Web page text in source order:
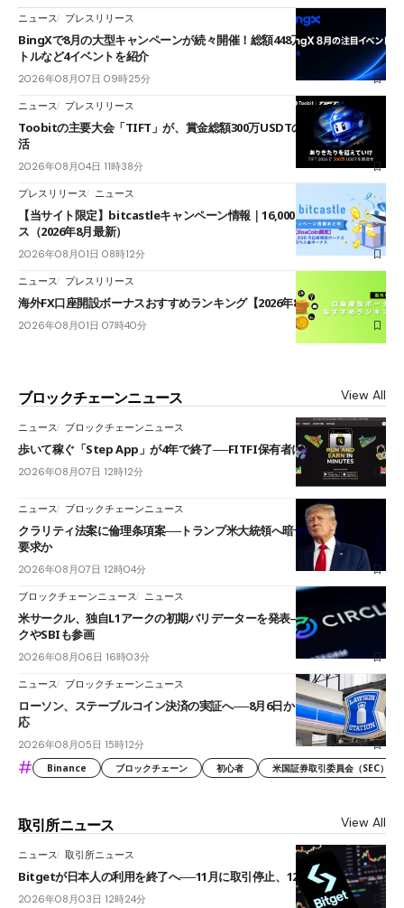
ニュース プレスリリース
BingXで8月の大型キャンペーンが続々開催！総額448万USDT超のAIバ
トルなど4イベントを紹介
2026年08月07日 09時25分
ニュース プレスリリース
Toobitの主要大会「TIFT」が、賞金総額300万USDTのレースとして復
活
2026年08月04日 11時38分
プレスリリース ニュース
【当サイト限定】bitcastleキャンペーン情報｜16,000円口座開設ボーナ
ス（2026年8月最新）
2026年08月01日 08時12分
ニュース プレスリリース
海外FX口座開設ボーナスおすすめランキング【2026年8月最新】
2026年08月01日 07時40分
ブロックチェーンニュース View All
ニュース ブロックチェーンニュース
歩いて稼ぐ「Step App」が4年で終了──FITFI保有者に対応呼びかけ
2026年08月07日 12時12分
ニュース ブロックチェーンニュース
クラリティ法案に倫理条項案──トランプ米大統領へ暗号資産事業の売却
要求か
2026年08月07日 12時04分
ブロックチェーンニュース ニュース
米サークル、独自L1アークの初期バリデーターを発表――ブラックロッ
クやSBIも参画
2026年08月06日 16時03分
ニュース ブロックチェーンニュース
ローソン、ステーブルコイン決済の実証へ──8月6日からJPYCやUSDC対
応
2026年08月05日 15時12分
# Binance ブロックチェーン 初心者 米国証券取引委員会（SEC）
取引所ニュース View All
ニュース 取引所ニュース
Bitgetが日本人の利用を終了へ──11月に取引停止、12月末に強制決済
2026年08月03日 12時24分